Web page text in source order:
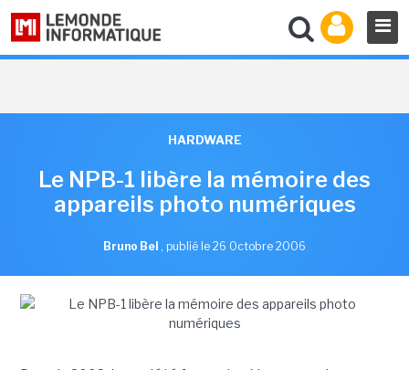
HARDWARE
Le NPB-1 libère la mémoire des
appareils photo numériques
Bruno Bel , publié le 26 Octobre 2006